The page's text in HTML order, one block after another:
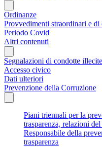
Ordinanze
Provvedimenti straordinari e di
Periodo Covid
Altri contenuti
Segnalazioni di condotte
Accesso civico
Dati ulteriori
Prevenzione della Corruzione
Piani triennali per la
trasparenza, relazioni
Responsabile della
trasparenza